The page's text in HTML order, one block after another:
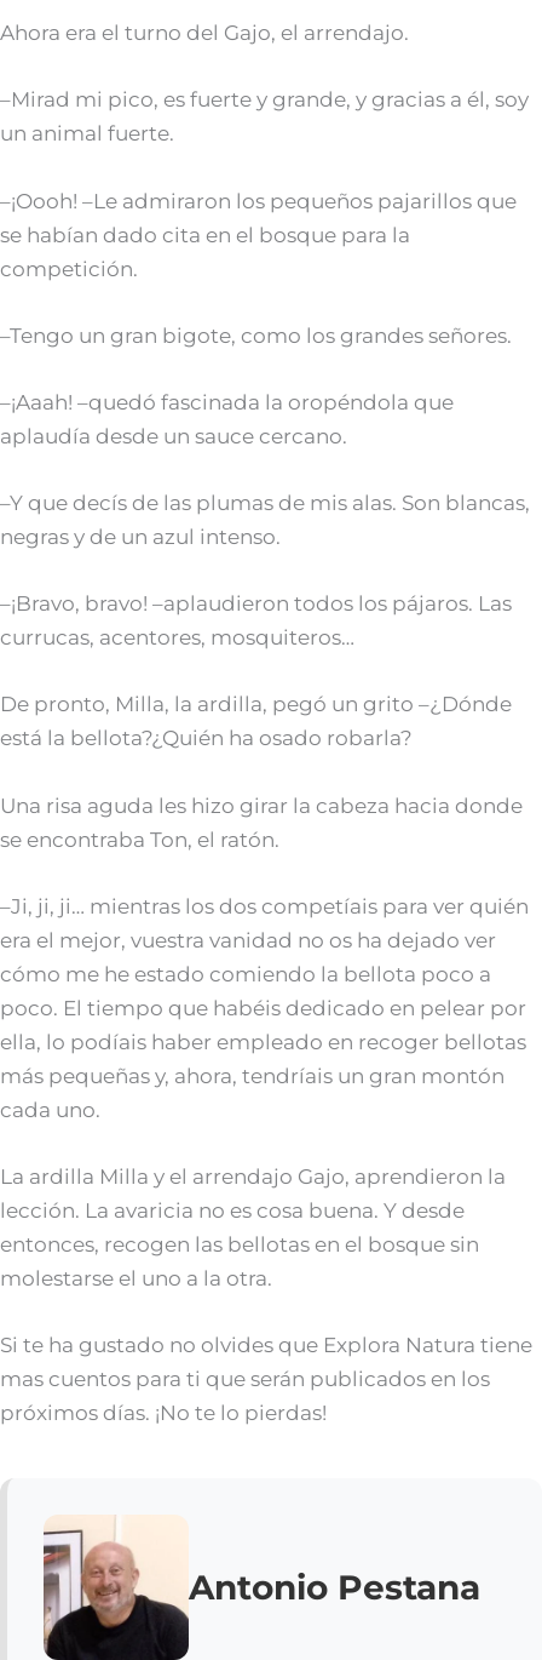
Ahora era el turno del Gajo, el arrendajo.
–Mirad mi pico, es fuerte y grande, y gracias a él, soy
un animal fuerte.
–¡Oooh! –Le admiraron los pequeños pajarillos que
se habían dado cita en el bosque para la
competición.
–Tengo un gran bigote, como los grandes señores.
–¡Aaah! –quedó fascinada la oropéndola que
aplaudía desde un sauce cercano.
–Y que decís de las plumas de mis alas. Son blancas,
negras y de un azul intenso.
–¡Bravo, bravo! –aplaudieron todos los pájaros. Las
currucas, acentores, mosquiteros…
De pronto, Milla, la ardilla, pegó un grito –¿Dónde
está la bellota?¿Quién ha osado robarla?
Una risa aguda les hizo girar la cabeza hacia donde
se encontraba Ton, el ratón.
–Ji, ji, ji… mientras los dos competíais para ver quién
era el mejor, vuestra vanidad no os ha dejado ver
cómo me he estado comiendo la bellota poco a
poco. El tiempo que habéis dedicado en pelear por
ella, lo podíais haber empleado en recoger bellotas
más pequeñas y, ahora, tendríais un gran montón
cada uno.
La ardilla Milla y el arrendajo Gajo, aprendieron la
lección. La avaricia no es cosa buena. Y desde
entonces, recogen las bellotas en el bosque sin
molestarse el uno a la otra.
Si te ha gustado no olvides que Explora Natura tiene
mas cuentos para ti que serán publicados en los
próximos días. ¡No te lo pierdas!
Antonio Pestana